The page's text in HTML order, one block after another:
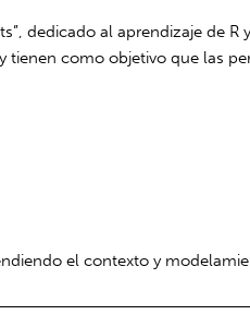
dedicado al aprendizaje de R
como objetivo que las
el contexto y